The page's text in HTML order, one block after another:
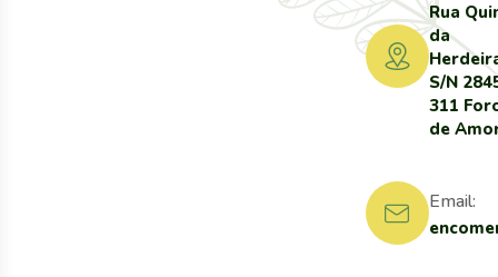
Rua
da
S/N
311
de
Email: